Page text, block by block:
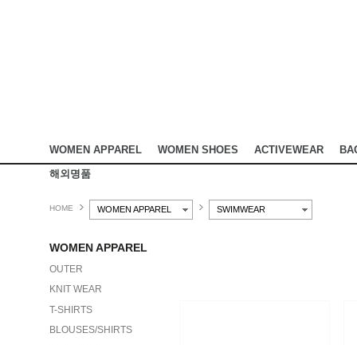
WOMEN APPAREL WOMEN SHOES ACTIVEWEAR
해외명품
HOME WOMEN APPAREL SWIMWEAR
WOMEN APPAREL
OUTER
KNIT WEAR
T-SHIRTS
BLOUSES/SHIRTS